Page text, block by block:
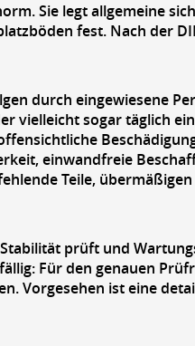
Sie legt allgemeine
fest. Nach der
durch eingewiesene
vielleicht sogar täglich
einwandfreie
Teile,
prüft und
Für den genauen
Vorgesehen ist eine